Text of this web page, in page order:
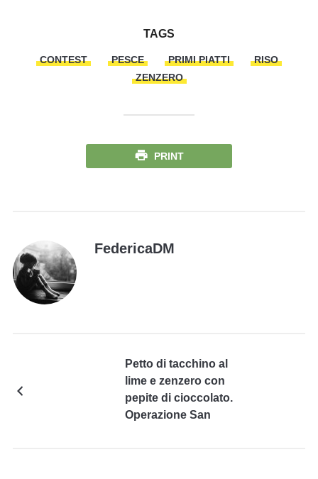
TAGS
CONTEST PESCE PRIMI PIATTI
RISO
ZENZERO
PRINT
FedericaDM
Petto di tacchino al
lime e zenzero con
pepite di cioccolato.
Operazione San